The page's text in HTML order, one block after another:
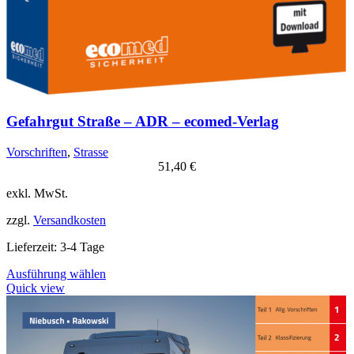
Gefahrgut Straße – ADR – ecomed-Verlag
Vorschriften, Strasse
51,40 €
exkl. MwSt.
zzgl. Versandkosten
Lieferzeit: 3-4 Tage
Ausführung wählen
mehrere
Varianten
Quick view